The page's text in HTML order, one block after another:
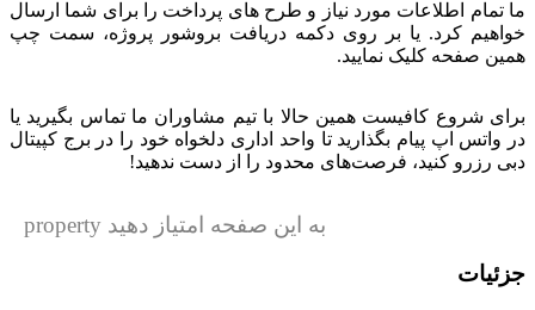
ما تمام اطلاعات مورد نیاز و طرح‌ های پرداخت را برای شما ارسال
خواهیم کرد. یا بر روی دکمه دریافت بروشور پروژه، سمت چپ
همین صفحه کلیک نمایید.
برای شروع کافیست همین حالا با تیم مشاوران ما تماس بگیرید یا
در واتس‌ اپ پیام بگذارید تا واحد اداری دلخواه خود را در برج کپیتال
دبی رزرو کنید، فرصت‌های محدود را از دست ندهید!
به این صفحه امتیاز دهید property
جزئیات